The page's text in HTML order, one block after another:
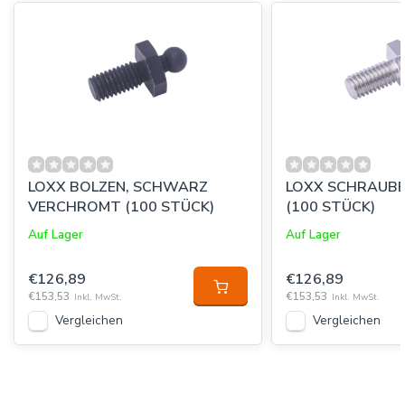
LOXX BOLZEN, SCHWARZ
VERCHROMT (100 STÜCK)
Auf Lager
€126,89
€153,53 Inkl. MwSt.
Vergleichen
LOXX
(100 STÜCK)
Auf Lager
€126,89
€153,53 Inkl. MwSt.
Vergleichen